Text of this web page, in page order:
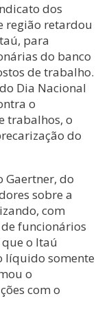
dos
região retardou
para
do banco
de trabalho.
Dia Nacional
o
trabalhos, o
do
Gaertner, do
sobre a
com
funcionários
o Itaú
líquido somente
o
com o